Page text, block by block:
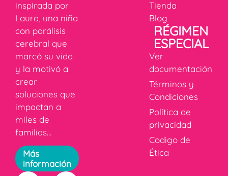
inspirada por
Laura, una niña
con parálisis
cerebral que
marcó su vida
y la motivó a
crear
soluciones que
impactan a
miles de
familias…
Más
información
Tienda
Blog
RÉGIMEN
ESPECIAL
Ver
documentación
Términos y
Condiciones
Política de
privacidad
Codigo de
Ética